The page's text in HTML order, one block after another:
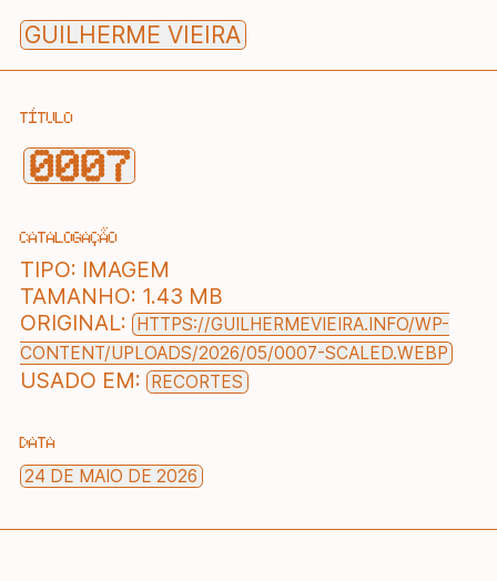
Skip
GUILHERME VIEIRA
TÍTULO
0007
CATALOGAÇÃO
TIPO: IMAGEM
TAMANHO: 1.43 MB
ORIGINAL: HTTPS://GUILHERMEVIEIRA.INFO/WP-
CONTENT/UPLOADS/2026/05/0007-SCALED.WEBP
USADO EM: RECORTES
DATA
24 DE MAIO DE 2026